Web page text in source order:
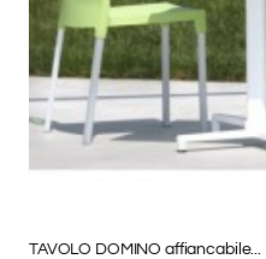
TAVOLO DOMINO affiancabile...